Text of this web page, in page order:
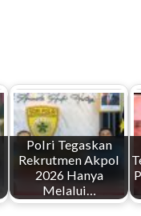
Polri Tegaskan
Rekrutmen Akpol
2026 Hanya
Melalui…